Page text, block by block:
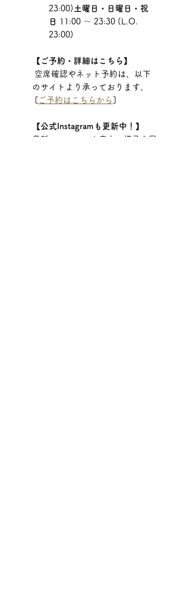
23:00) 土曜日・日曜日・祝
日
11:00 ～ 23:30 (L.O.
23:00)
【ご予約・詳細はこちら】
のサイトより承っております。
[ ご予約はこちらから ]
【公式Instagramも更新中！】
最新のメニューや店内の様子を写